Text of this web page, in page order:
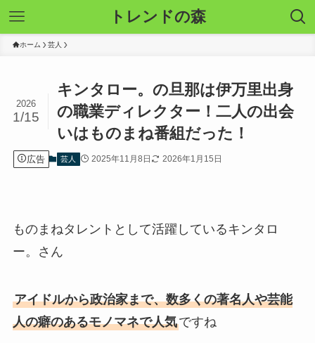
トレンドの森
ホーム 芸人
キンタロー。の旦那は伊万里出身
の職業ディレクター！二人の出会
いはものまね番組だった！
2026
1/15
広告 芸人 2025年11月8日 2026年1月15日
ものまねタレントとして活躍しているキンタロ
ー。さん
アイドルから政治家まで、数多くの著名人や芸能
人の癖のあるモノマネで人気ですね